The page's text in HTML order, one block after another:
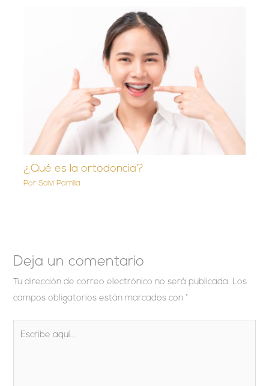
¿Qué es la ortodoncia?
PorSalvi Parrilla
Deja un comentario
Tu dirección de correo electrónico no será publicada. Los
campos obligatorios están marcados con *